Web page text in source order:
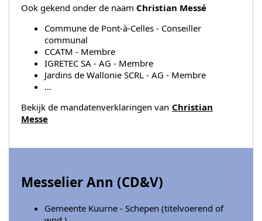
Ook gekend onder de naam Christian Messé
Commune de Pont-à-Celles - Conseiller
communal
CCATM - Membre
IGRETEC SA - AG - Membre
Jardins de Wallonie SCRL - AG - Membre
...
Bekijk de mandatenverklaringen van Christian
Messe
Messelier Ann (CD&V)
Gemeente Kuurne - Schepen (titelvoerend of